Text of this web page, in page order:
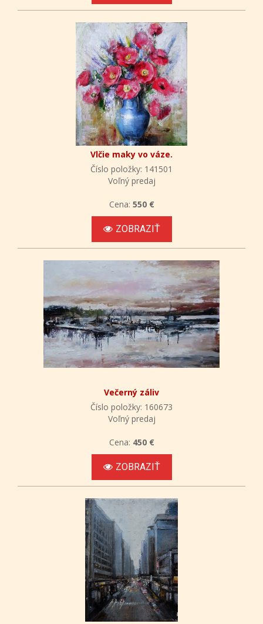
Vlčie maky vo váze.
Číslo položky: 141501
Voľný predaj
Cena: 550 €
ZOBRAZIŤ
Večerný záliv
Číslo položky: 160673
Voľný predaj
Cena: 450 €
ZOBRAZIŤ